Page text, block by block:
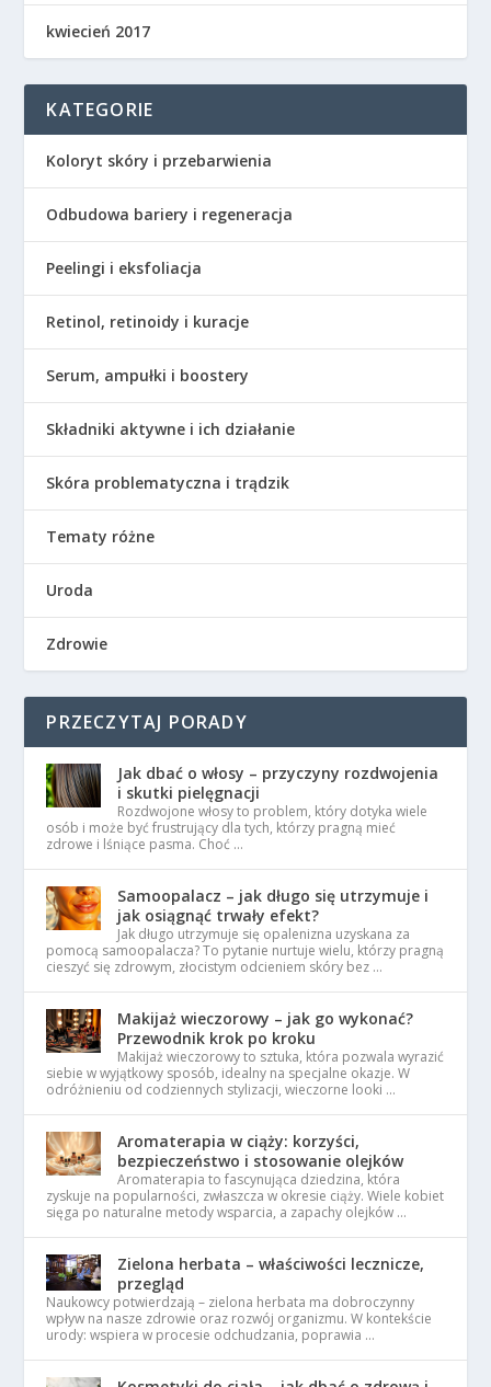
kwiecień 2017
KATEGORIE
Koloryt skóry i przebarwienia
Odbudowa bariery i regeneracja
Peelingi i eksfoliacja
Retinol, retinoidy i kuracje
Serum, ampułki i boostery
Składniki aktywne i ich działanie
Skóra problematyczna i trądzik
Tematy różne
Uroda
Zdrowie
PRZECZYTAJ PORADY
Jak dbać o włosy – przyczyny rozdwojenia
i skutki pielęgnacji
Rozdwojone włosy to problem, który dotyka wiele
osób i może być frustrujący dla tych, którzy pragną mieć
zdrowe i lśniące pasma. Choć …
Samoopalacz – jak długo się utrzymuje i
jak osiągnąć trwały efekt?
Jak długo utrzymuje się opalenizna uzyskana za
pomocą samoopalacza? To pytanie nurtuje wielu, którzy pragną
cieszyć się zdrowym, złocistym odcieniem skóry bez …
Makijaż wieczorowy – jak go wykonać?
Przewodnik krok po kroku
Makijaż wieczorowy to sztuka, która pozwala wyrazić
siebie w wyjątkowy sposób, idealny na specjalne okazje. W
odróżnieniu od codziennych stylizacji, wieczorne looki …
Aromaterapia w ciąży: korzyści,
bezpieczeństwo i stosowanie olejków
Aromaterapia to fascynująca dziedzina, która
zyskuje na popularności, zwłaszcza w okresie ciąży. Wiele kobiet
sięga po naturalne metody wsparcia, a zapachy olejków …
Zielona herbata – właściwości lecznicze,
przegląd
Naukowcy potwierdzają – zielona herbata ma dobroczynny
wpływ na nasze zdrowie oraz rozwój organizmu. W kontekście
urody: wspiera w procesie odchudzania, poprawia …